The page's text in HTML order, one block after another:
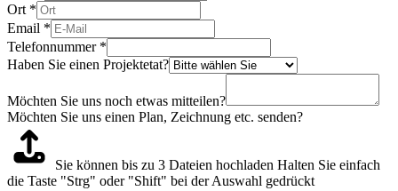
Ort *
Email *
Telefonnummer *
Haben Sie einen Projektetat?
Möchten Sie uns noch etwas mitteilen?
Möchten Sie uns einen Plan, Zeichnung etc. senden?
Sie können bis zu 3 Dateien hochladen Halten Sie einfach
die Taste "Strg" oder "Shift" bei der Auswahl gedrückt